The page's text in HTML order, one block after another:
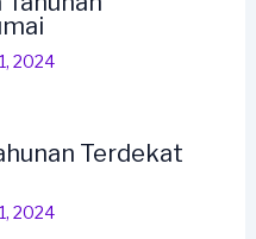
2024
Terdekat
2024